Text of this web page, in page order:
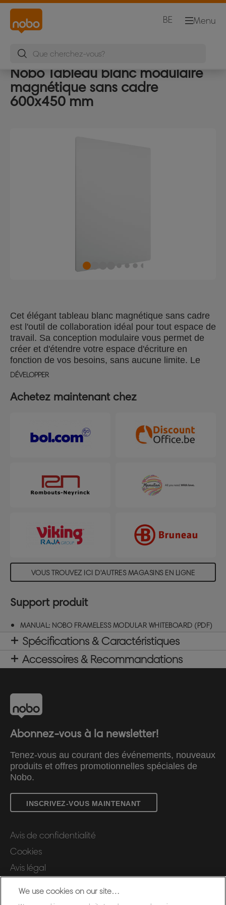
Menu
BE
Nobo Tableau blanc modulaire
magnétique sans cadre
600x450 mm
Cet élégant tableau blanc magnétique sans cadre
est l'outil de collaboration idéal pour tout espace de
travail. Sa conception modulaire vous permet de
créer et d'étendre votre espace d'écriture en
fonction de vos besoins, sans aucune limite. Le
système de montage magnétique innovant permet
utiliser sur une surface plane et de les replacer sur
DÉVELOPPER
Achetez maintenant chez
VOUS TROUVEZ ICI D'AUTRES MAGASINS EN LIGNE
Support produit
MANUAL: NOBO FRAMELESS MODULAR WHITEBOARD (PDF)
Spécifications & Caractéristiques
Accessoires & Recommandations
Abonnez-vous à la newsletter!
Tenez-vous au courant des événements, nouveaux
produits et offres promotionnelles spéciales de
Nobo.
INSCRIVEZ-VOUS MAINTENANT
Avis de confidentialité
Cookies
Avis légal
We use cookies on our site…